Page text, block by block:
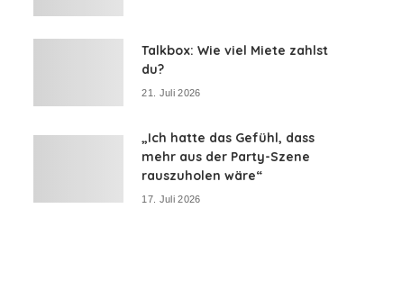
Talkbox: Wie viel Miete zahlst
du?
21. Juli 2026
„Ich hatte das Gefühl, dass
mehr aus der Party-Szene
rauszuholen wäre“
17. Juli 2026